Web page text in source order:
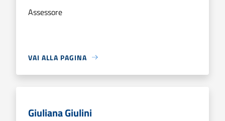
Assessore
VAI ALLA PAGINA
Giuliana Giulini